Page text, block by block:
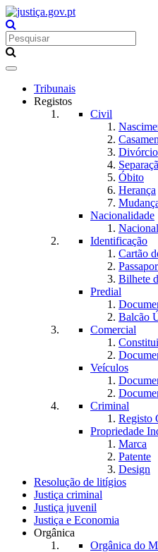
Toggle
navigationTribunais
Registos
Civil
Divórcio
Óbito
Herança
Nacionalidade
Identificação
Cartão
Bilhete
Predial
Balcão
Comercial
Veículos
Criminal
Registo
Propriedade
Marca
Patente
Design
Resolução de litígios
Justiça criminal
Justiça juvenil
Justiça e Economia
Orgânica
Orgânica do